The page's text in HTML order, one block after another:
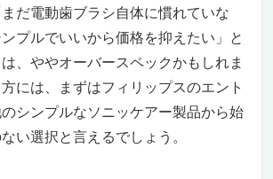
だ電動歯ブラシ自体に慣れていな
プルでいいから価格を抑えたい」と
、ややオーバースペックかもしれま
には、まずはフィリップスのエント
シンプルなソニッケアー製品から始
い選択と言えるでしょう。